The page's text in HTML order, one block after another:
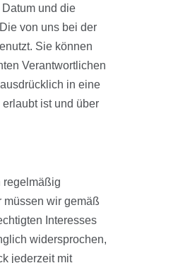
und die
von uns bei der
Sie können
Verantwortlichen
in eine
ist und über
regelmäßig
müssen wir gemäß
Interesses
widersprochen,
jederzeit mit